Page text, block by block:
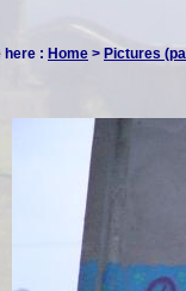
here : Home > Pictures